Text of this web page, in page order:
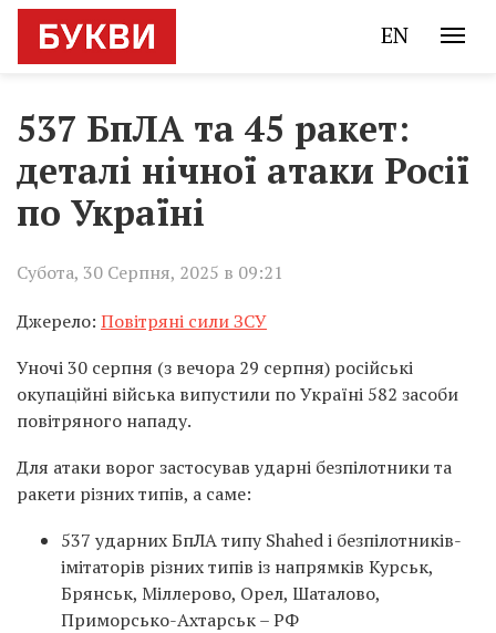
EN
537 БпЛА та 45 ракет:
деталі нічної атаки Росії
по Україні
Субота, 30 Серпня, 2025 в 09:21
Джерело: Повітряні сили ЗСУ
Уночі 30 серпня (з вечора 29 серпня) російські
окупаційні війська випустили по Україні 582 засоби
повітряного нападу.
Для атаки ворог застосував ударні безпілотники та
ракети різних типів, а саме:
537 ударних БпЛА типу Shahed і безпілотників-
імітаторів різних типів із напрямків Курськ,
Брянськ, Міллерово, Орел, Шаталово,
Приморсько-Ахтарськ – РФ